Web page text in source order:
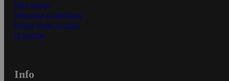
Näin maksat
Näin tilaat ja muokkaat
Kaikki ohjeet ja vinkit
In English
Info